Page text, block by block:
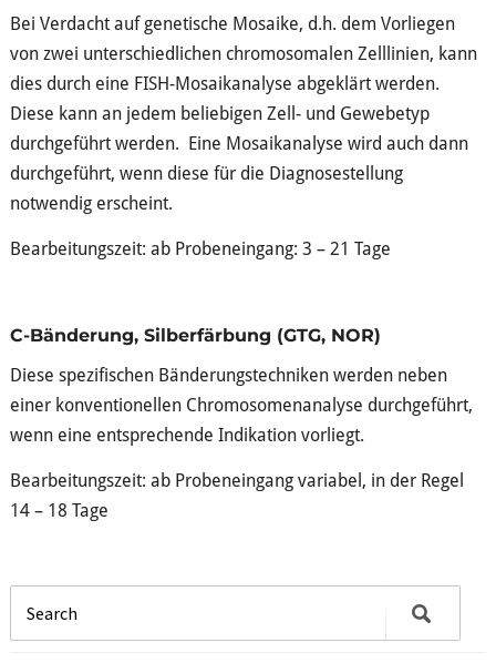
Bei Verdacht auf genetische Mosaike, d.h. dem Vorliegen
von zwei unterschiedlichen chromosomalen Zelllinien, kann
dies durch eine FISH-Mosaikanalyse abgeklärt werden.
Diese kann an jedem beliebigen Zell- und Gewebetyp
durchgeführt werden. Eine Mosaikanalyse wird auch dann
durchgeführt, wenn diese für die Diagnosestellung
notwendig erscheint.
Bearbeitungszeit: ab Probeneingang: 3 – 21 Tage
C-Bänderung, Silberfärbung (GTG, NOR)
Diese spezifischen Bänderungstechniken werden neben
einer konventionellen Chromosomenanalyse durchgeführt,
wenn eine entsprechende Indikation vorliegt.
Bearbeitungszeit: ab Probeneingang variabel, in der Regel
14 – 18 Tage